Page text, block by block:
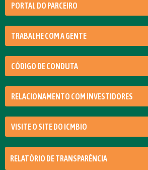
PORTAL DO PARCEIRO
TRABALHE COM A GENTE
CÓDIGO DE CONDUTA
RELACIONAMENTO COM INVESTIDORES
VISITE O SITE DO ICMBIO
RELATÓRIO DE TRANSPARÊNCIA